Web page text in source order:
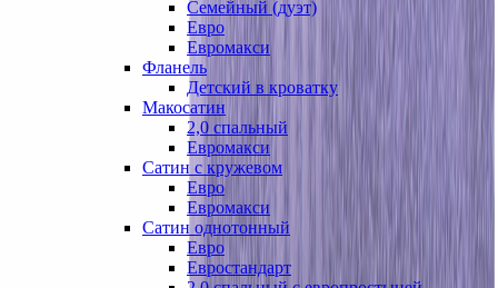
Семейный (дуэт)
Евро
Евромакси
Фланель
Детский в кроватку
Макосатин
2,0 спальный
Евромакси
Сатин с кружевом
Евро
Евромакси
Сатин однотонный
Евро
Евростандарт